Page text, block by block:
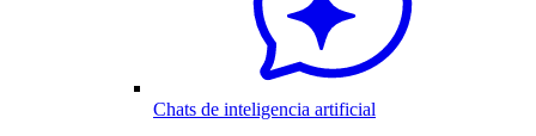
Chats de inteligencia artificial